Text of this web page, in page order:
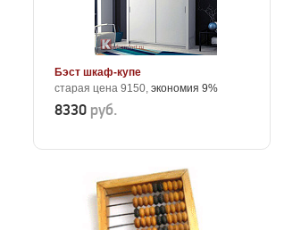
Бэст шкаф-купе
старая цена 9150, экономия 9%
8330 руб.